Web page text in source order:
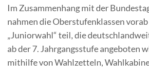
Im Zusammenhang mit der
nahmen die Oberstufenklassen
„Juniorwahl“ teil, die
ab der 7. Jahrgangsstufe angeboten
mithilfe von Wahlzetteln,